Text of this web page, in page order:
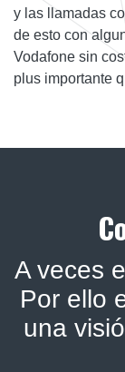
y las llamadas
de esto con
Vodafone sin
plus importante
A veces
Por ello
una